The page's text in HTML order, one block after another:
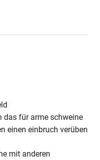
das für arme schweine
einen einbruch verüben
mit anderen